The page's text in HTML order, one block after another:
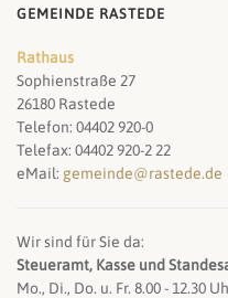
GEMEINDE RASTEDE
Rathaus
Sophienstraße 27
26180 Rastede
Telefon: 04402 920-0
Telefax: 04402 920-2 22
eMail: gemeinde@rastede.de
Wir sind für Sie da:
Steueramt, Kasse und
Mo., Di., Do. u. Fr. 8.00 - 12.30